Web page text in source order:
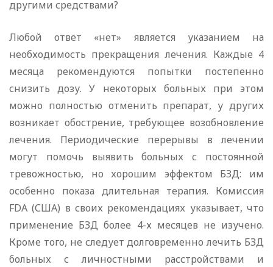
другими средствами?
Любой ответ «нет» является указанием на
необходимость прекращения лечения. Каждые 4
месяца рекомендуются попытки постепенно
снизить дозу. У некоторых больных при этом
можно полностью отменить препарат, у других
возникает обострение, требующее возобновление
лечения. Периодические перерывы в лечении
могут помочь выявить больных с постоянной
тревожностью, но хорошим эффектом БЗД: им
особенно показа длительная терапия. Комиссия
FDA (США) в своих рекомендациях указывает, что
применение БЗД более 4-х месяцев не изучено.
Кроме того, не следует долговременно лечить БЗД
больных с личностными расстройствами и